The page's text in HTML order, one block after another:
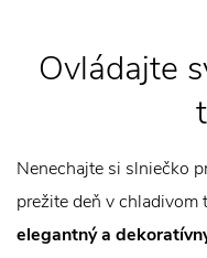
Ovládajte
Nenechajte si slniečko
prežite deň v chladivom
elegantný a